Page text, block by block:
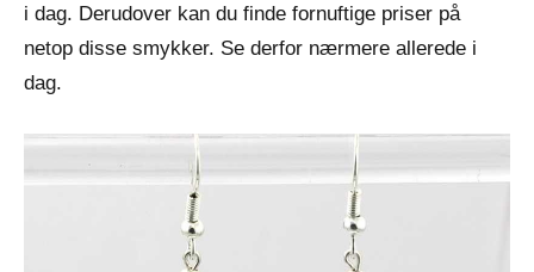
i dag. Derudover kan du finde fornuftige priser på
netop disse smykker. Se derfor nærmere allerede i
dag.